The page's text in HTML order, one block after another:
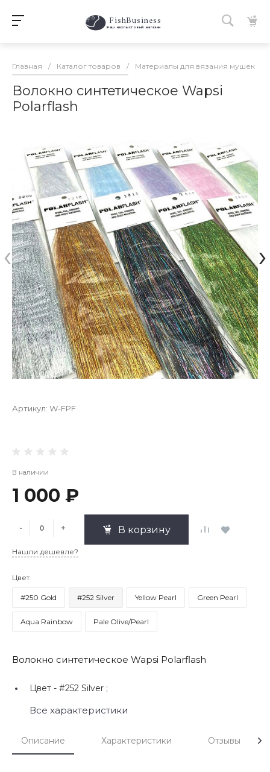
FishBusiness
Ваш нахлыстовый магазин
Главная / Каталог товаров / Материалы для вязания мушек
Волокно синтетическое Wapsi
Polarflash
‹ ›
Артикул: W-FPF
В наличии
1 000 ₽
- + В корзину
Нашли дешевле?
Цвет
#250 Gold #252 Silver Yellow Pearl Green Pearl
Aqua Rainbow Pale Olive/Pearl
Волокно синтетическое Wapsi Polarflash
Цвет - #252 Silver ;
Все характеристики
Описание Характеристики Отзывы